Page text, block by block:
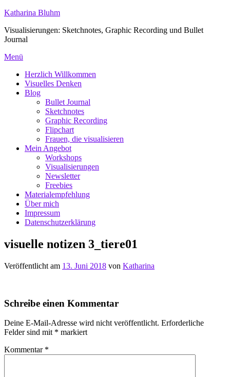
Zum
springen
Katharina Bluhm
Visualisierungen: Sketchnotes, Graphic Recording und Bullet
Journal
Menü
Herzlich Willkommen
Visuelles Denken
Blog
Bullet Journal
Sketchnotes
Graphic Recording
Flipchart
Frauen, die visualisieren
Mein Angebot
Workshops
Visualisierungen
Newsletter
Freebies
Materialempfehlung
Über mich
Impressum
Datenschutzerklärung
visuelle notizen 3_tiere01
Veröffentlicht am 13. Juni 2018 von Katharina
Schreibe einen Kommentar
Deine E-Mail-Adresse wird nicht veröffentlicht. Erforderliche
Felder sind mit * markiert
Kommentar *